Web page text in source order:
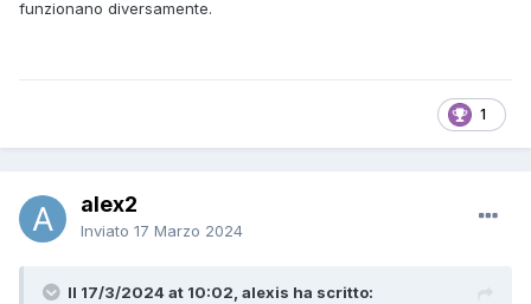
funzionano diversamente.
1
alex2
Inviato 17 Marzo 2024
Il 17/3/2024 at 10:02, alexis ha scritto: